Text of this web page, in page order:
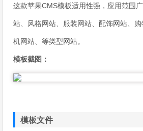
这款苹果CMS模板适用性强，应用范围
站、风格网站、服装网站、配饰网站、
机网站、等类型网站。
模板截图：
模板文件